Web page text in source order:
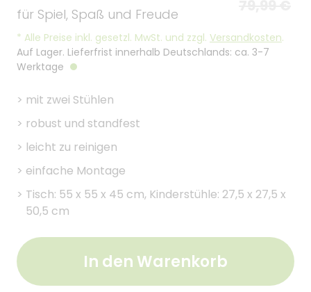
für Spiel, Spaß und Freude
* Alle Preise inkl. gesetzl. MwSt. und zzgl. Versandkosten.
Auf Lager. Lieferfrist innerhalb Deutschlands: ca. 3-7
Werktage
> mit zwei Stühlen
> robust und standfest
> leicht zu reinigen
> einfache Montage
> Tisch: 55 x 55 x 45 cm, Kinderstühle: 27,5 x 27,5 x
50,5 cm
In den Warenkorb